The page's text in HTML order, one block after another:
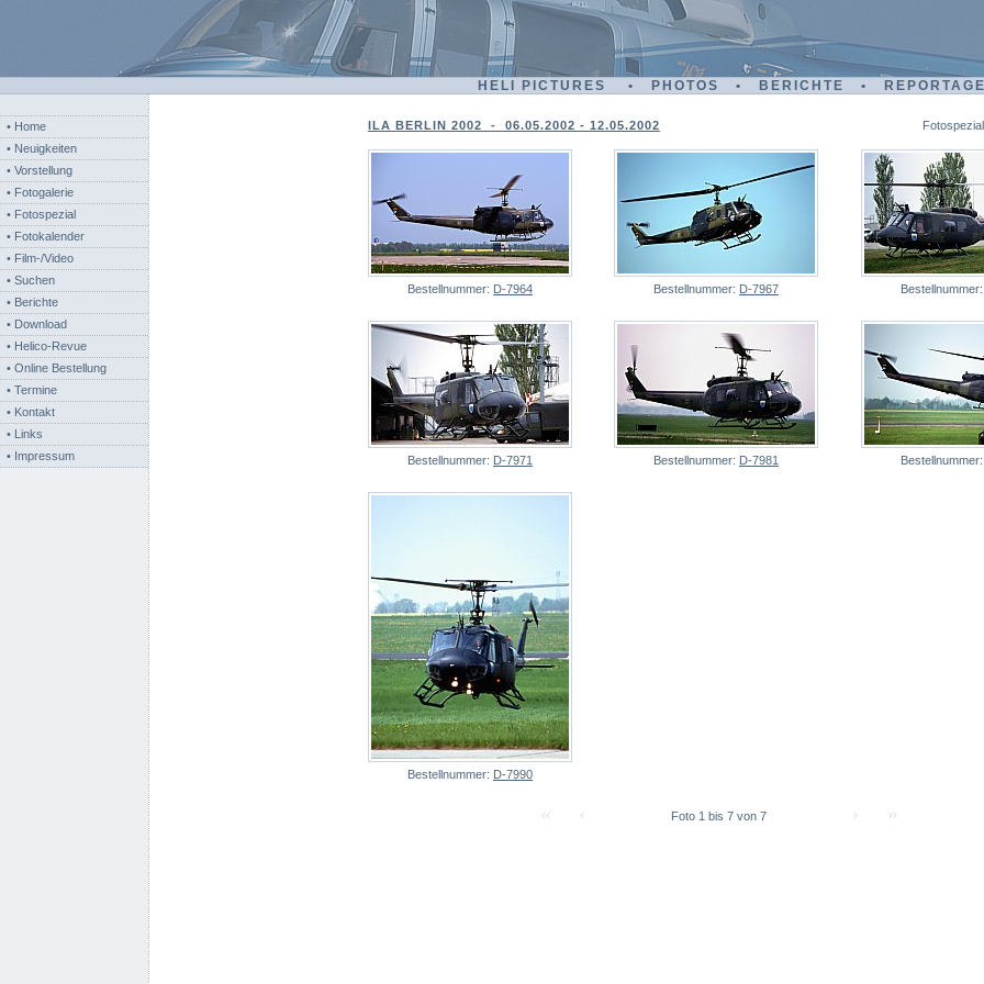
HELI PICTURES • PHOTOS • BERICHTE •
• Home
• Neuigkeiten
• Vorstellung
• Fotogalerie
• Fotospezial
• Fotokalender
• Film-/Video
• Suchen
• Berichte
• Download
• Helico-Revue
• Online Bestellung
• Termine
• Kontakt
• Links
• Impressum
ILA BERLIN 2002 - 06.05.2002 - 12.05.2002
Bestellnummer: D-7964 Bestellnummer: D-7967
Bestellnummer: D-7971 Bestellnummer: D-7981
Bestellnummer: D-7990
Foto 1 bis 7 von 7